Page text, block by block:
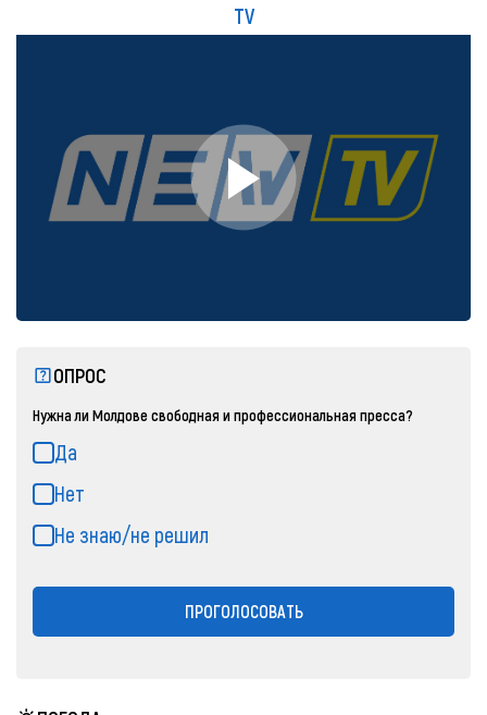
TV
ОПРОС
Нужна ли Молдове свободная и профессиональная пресса?
Да
Нет
Не знаю/не решил
ПРОГОЛОСОВАТЬ